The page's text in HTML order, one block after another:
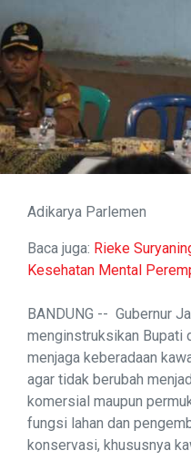
Adikarya Parlemen
Baca juga: Rieke
Kesehatan Mental
BANDUNG -- Gubernur
menginstruksikan Bupati
menjaga keberadaan
agar tidak berubah
komersial maupun
fungsi lahan dan
konservasi, khususnya